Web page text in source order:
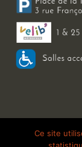
Copyright 2026
Ce site